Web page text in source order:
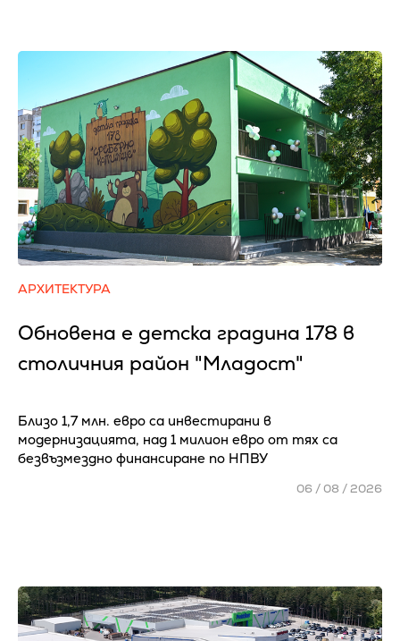
АРХИТЕКТУРА
Обновена е детска градина 178 в
столичния район "Младост"
Близо 1,7 млн. евро са инвестирани в
модернизацията, над 1 милион евро от тях са
безвъзмездно финансиране по НПВУ
06 / 08 / 2026